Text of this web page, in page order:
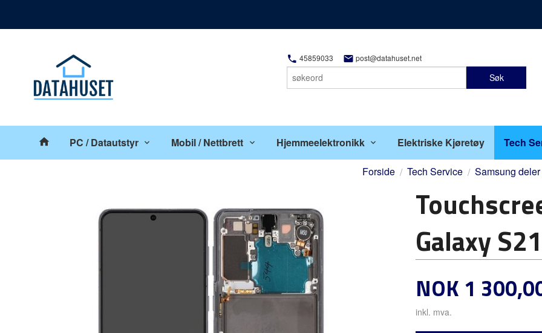
45859033 post@datahuset.net
Søk
Produkter
PC / Datautstyr Mobil / Nettbrett Hjemmeelektronikk Elektriske Kjøretøy Tech
Forside Tech Service Samsung deler
Galaxy
Pris
NOK 1
inkl. mva.